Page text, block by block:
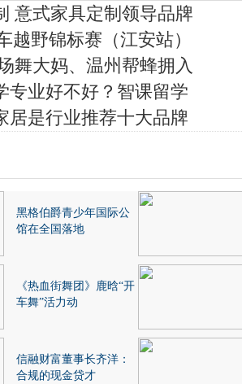
意式家具定制领导品牌
越野锦标赛（江安站）
舞大妈、温州帮蜂拥入
专业好不好？智课留学
居是行业推荐十大品牌
黑格伯爵青少年国际公
馆在全国落地
《热血街舞团》鹿晗“开
车舞”活力动
信融财富董事长齐洋：
合规的现金贷才